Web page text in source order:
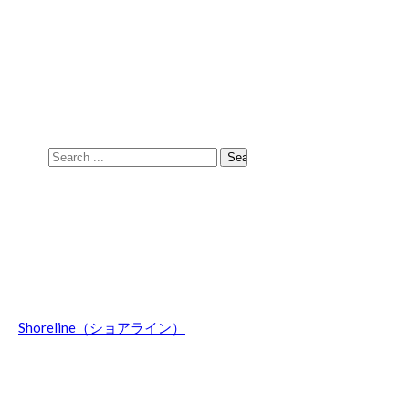
Search
Shoreline（ショアライン）